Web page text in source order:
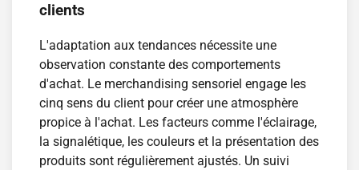
clients
L'adaptation aux tendances nécessite une
observation constante des comportements
d'achat. Le merchandising sensoriel engage les
cinq sens du client pour créer une atmosphère
propice à l'achat. Les facteurs comme l'éclairage,
la signalétique, les couleurs et la présentation des
produits sont régulièrement ajustés. Un suivi